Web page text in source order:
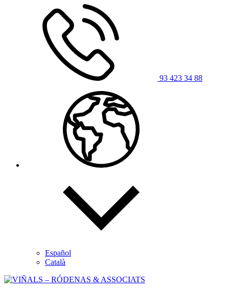
93 423 34 88
Español
Català